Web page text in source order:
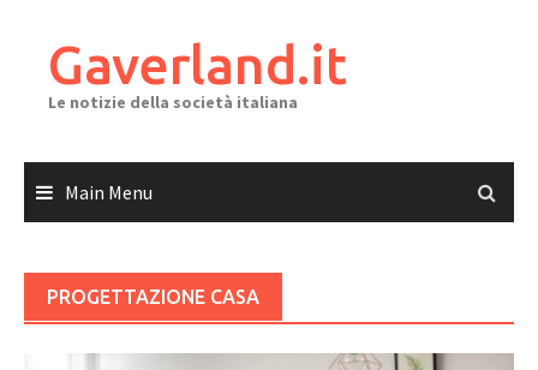
contentGaverland.it
Le notizie della società italiana
Main Menu
PROGETTAZIONE CASA